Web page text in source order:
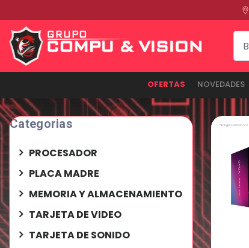
OFERTAS NOVEDADES
Categorias
PROCESADOR
PLACA MADRE
MEMORIA Y ALMACENAMIENTO
TARJETA DE VIDEO
TARJETA DE SONIDO